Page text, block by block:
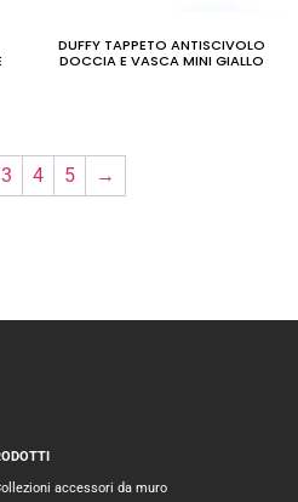
DUFFY TAPPETO ANTISCIVOLO
DOCCIA E VASCA MINI GIALLO
3 4 5 →
accessori da muro